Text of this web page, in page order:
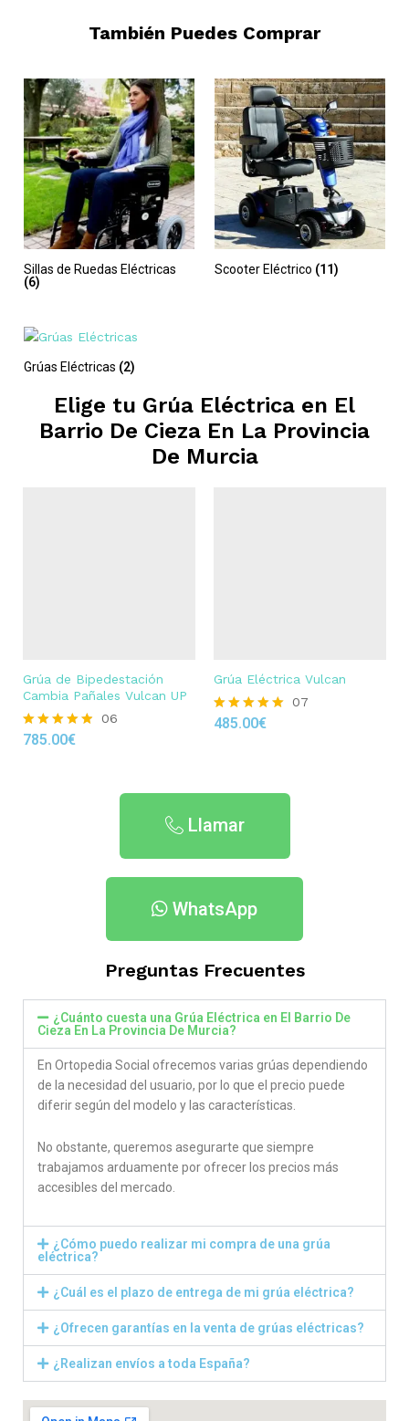
También Puedes Comprar
Sillas de Ruedas Eléctricas
(6)
Scooter Eléctrico (11)
Grúas Eléctricas (2)
Elige tu Grúa Eléctrica en El
Barrio De Cieza En La Provincia
De Murcia
Grúa de Bipedestación
Cambia Pañales Vulcan UP
Rated
06
785.00€
Grúa Eléctrica Vulcan
Rated
07
485.00€
Llamar
WhatsApp
Preguntas Frecuentes
¿Cuánto cuesta una Grúa Eléctrica en El Barrio De
Cieza En La Provincia De Murcia​?
En Ortopedia Social ofrecemos varias grúas dependiendo
de la necesidad del usuario, por lo que el precio puede
diferir según del modelo y las características.
No obstante, queremos asegurarte que siempre
trabajamos arduamente por ofrecer los precios más
accesibles del mercado.
¿Cómo puedo realizar mi compra de una grúa
eléctrica?
¿Cuál es el plazo de entrega de mi grúa eléctrica?
¿Ofrecen garantías en la venta de grúas eléctricas?
¿Realizan envíos a toda España?